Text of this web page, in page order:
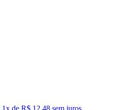
1x de R$ 12,48 sem juros